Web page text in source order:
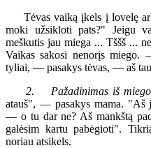
Tėvas vaiką įkels į lovelę
moki užsikloti pats?" Jeigu
meškutis jau miega ... Tššš ...
Vaikas sakosi nenorįs
tyliai, — pasakys tėvas, — aš tau
2. Pažadinimas iš
atauš", — pasakys mama. "Aš
— o tu dar ne? Aš mankštą
galėsim kartu pabėgioti".
noriau atsikels.